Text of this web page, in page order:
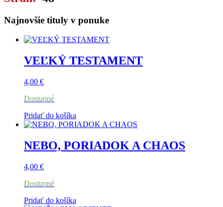
Najnovšie tituly v ponuke
VEĽKÝ TESTAMENT
4,00 €
Dostupné
Pridať do košíka
NEBO, PORIADOK A CHAOS
4,00 €
Dostupné
Pridať do košíka